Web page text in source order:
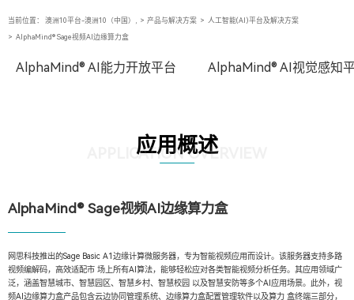
当前位置： 澳洲10平台-澳洲10（中国）, > 产品与解决方案 > 人工智能(AI)平台及解决方案
> AlphaMind® Sage视频AI边缘算力盒
AlphaMind® AI能力开放平台 AlphaMind® AI视觉感知
应用概述
APPLICATION OVERVIEW
AlphaMind® Sage视频AI边缘算力盒
网思科技推出的Sage Basic A1边缘计算微服务器，专为智能视频应用而设计。该服务器支持多路
视频编解码，高效适配市 场上所有AI算法，能够轻松应对各类智能视频分析任务。其应用领域广
泛，涵盖智慧城市、智慧园区、智慧乡村、智慧校园 以及智慧安防等多个AI应用场景。此外，视
频AI边缘算力盒产品包含云边协同管理系统、边缘算力盒配置管理软件以及算力 盒终端三部分，